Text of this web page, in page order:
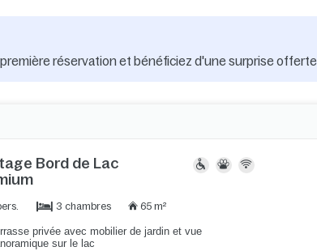
réservation et bénéficiez d'une surprise offerte.
Bord de Lac
3 chambres 65 m²
privée avec mobilier de jardin et vue
sur le lac